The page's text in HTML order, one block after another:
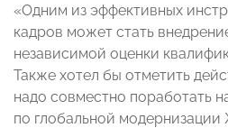
«Одним из эффективных
кадров может стать
независимой оценки
Также хотел бы отметить
надо совместно поработать
по глобальной